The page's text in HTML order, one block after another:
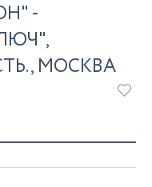
-
МОСКВА